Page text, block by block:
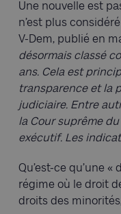
Une nouvelle est
n’est plus
V-Dem, publié en
désormais classé
ans. Cela est
transparence et la
judiciaire. Entre
la Cour suprême
exécutif. Les
Qu’est-ce qu’une
régime où le droit
droits des